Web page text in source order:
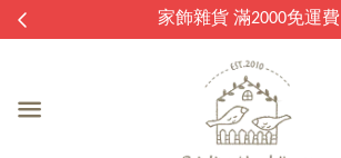
家飾雜貨 滿2000免運費